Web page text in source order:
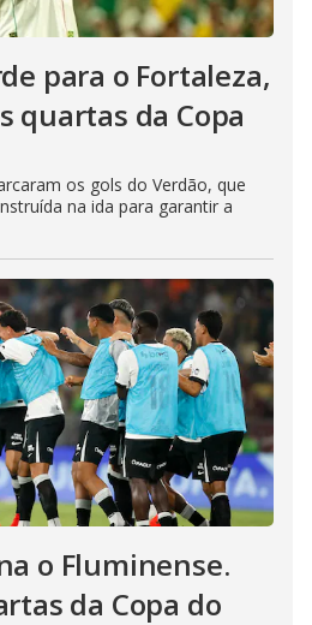
para o Fortaleza,
quartas da Copa
os gols do Verdão, que
na ida para garantir a
o Fluminense.
da Copa do